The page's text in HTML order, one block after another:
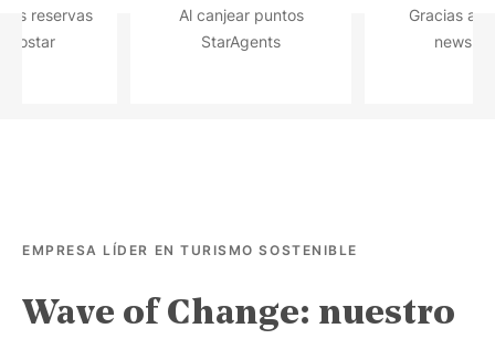
reservas
Al canjear puntos
StarAgents
Gracias a
EMPRESA LÍDER EN TURISMO SOSTENIBLE
Wave of Change: nuestro